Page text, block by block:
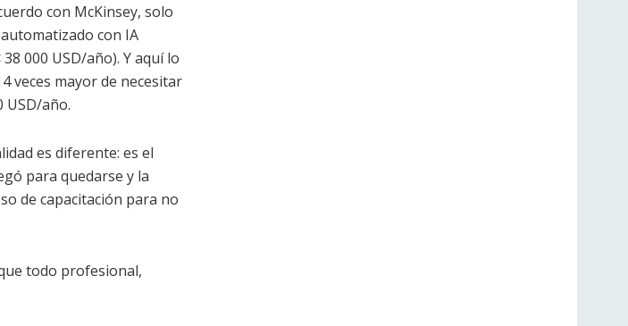
con McKinsey, solo
con IA
000 USD/año). Y aquí lo
veces mayor de necesitar
año.
es diferente: es el
para quedarse y la
de capacitación para no
todo profesional,